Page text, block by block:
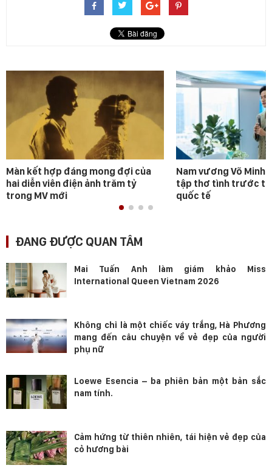
Màn kết hợp đáng mong đợi của
hai diễn viên điện ảnh trăm tỷ
trong MV mới
Nam vương Võ Minh
tập thơ tình trước
quốc tế
ĐANG ĐƯỢC QUAN TÂM
Mai Tuấn Anh làm giám khảo Miss
International Queen Vietnam 2026
Không chỉ là một chiếc váy trắng, Hà Phương
mang đến câu chuyện về vẻ đẹp của người
phụ nữ
Loewe Esencia – ba phiên bản một bản sắc
nam tính.
Cảm hứng từ thiên nhiên, tái hiện vẻ đẹp của
cỏ hương bài